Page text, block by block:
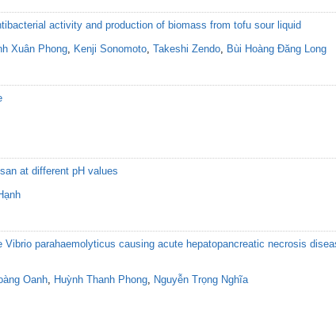
activity and production of biomass from tofu sour liquid
Xuân Phong, Kenji Sonomoto, Takeshi Zendo, Bùi Hoàng Đăng Long
at different pH values
parahaemolyticus causing acute hepatopancreatic necrosis
Oanh, Huỳnh Thanh Phong, Nguyễn Trọng Nghĩa